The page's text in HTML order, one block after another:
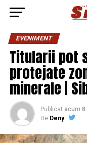
EVENIMENT
Titularii pot
protejate
minerale |
Publicat acum 8
De Deny